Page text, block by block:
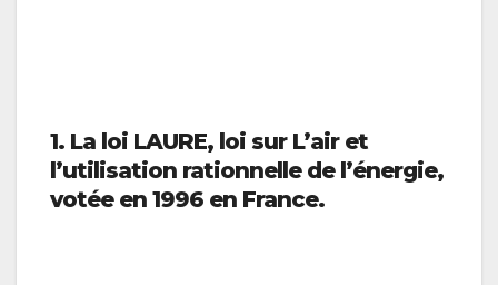
1. La loi LAURE, loi sur L’air et
l’utilisation rationnelle de l’énergie,
votée en 1996 en France.